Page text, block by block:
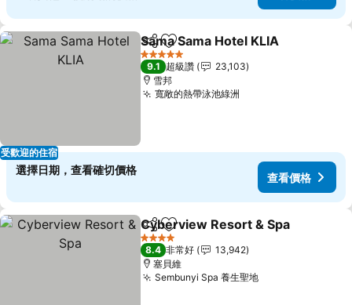
受歡迎的住宿
分享 加入我的最愛
Sama Sama Hotel KLIA
5 星級
9.1 超級讚
23,103
雪邦
寬敞的熱帶泳池綠洲
選擇日期，查看確切價格
查看價格
分享 加入我的最愛
Cyberview Resort & Spa
4 星級
8.4 非常好
13,942
塞貝維
Sembunyi Spa 養生聖地